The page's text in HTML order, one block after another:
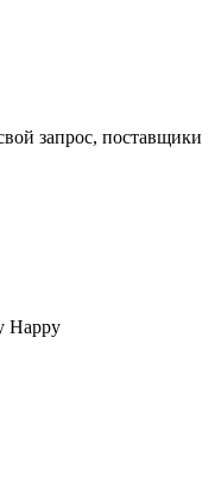
запрос, поставщики
Happy